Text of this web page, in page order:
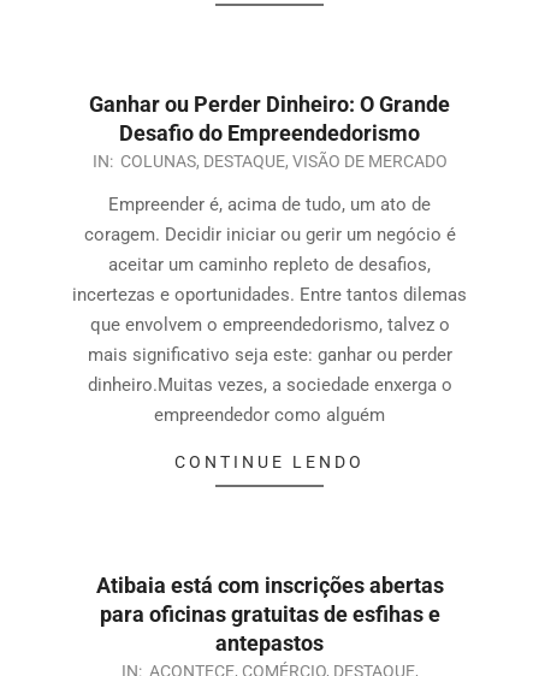
Ganhar ou Perder Dinheiro: O Grande
Desafio do Empreendedorismo
IN: COLUNAS, DESTAQUE, VISÃO DE MERCADO
Empreender é, acima de tudo, um ato de
coragem. Decidir iniciar ou gerir um negócio é
aceitar um caminho repleto de desafios,
incertezas e oportunidades. Entre tantos dilemas
que envolvem o empreendedorismo, talvez o
mais significativo seja este: ganhar ou perder
dinheiro.Muitas vezes, a sociedade enxerga o
empreendedor como alguém
CONTINUE LENDO
Atibaia está com inscrições abertas
para oficinas gratuitas de esfihas e
antepastos
IN: ACONTECE, COMÉRCIO, DESTAQUE,